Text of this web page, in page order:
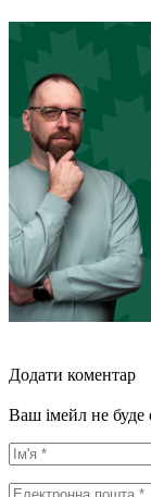
Додати коментар
Ваш імейл не буде